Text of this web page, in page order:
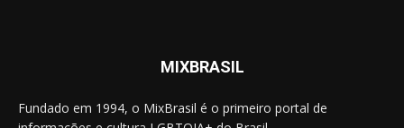
MIXBRASIL
Fundado em 1994, o MixBrasil é o primeiro portal de